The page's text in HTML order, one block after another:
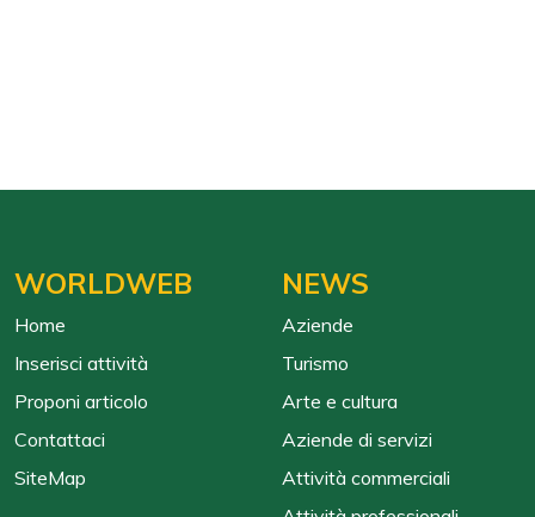
WORLDWEB
Home
Inserisci attività
Proponi articolo
Contattaci
SiteMap
NEWS
Aziende
Turismo
Arte e cultura
Aziende di servizi
Attività commerciali